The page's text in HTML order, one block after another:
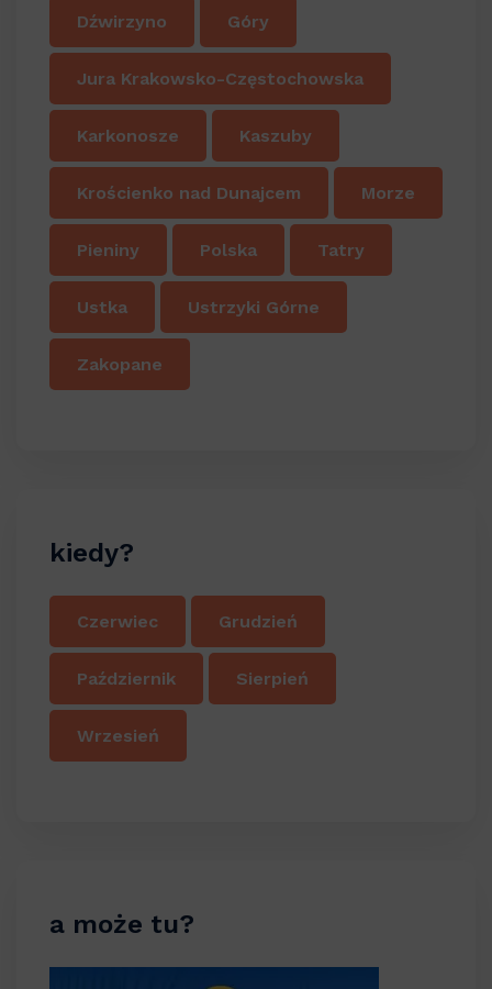
Dźwirzyno Góry
Jura Krakowsko-Częstochowska
Karkonosze Kaszuby
Krościenko nad Dunajcem Morze
Pieniny Polska Tatry
Ustka Ustrzyki Górne
Zakopane
kiedy?
Czerwiec Grudzień
Październik Sierpień
Wrzesień
a może tu?